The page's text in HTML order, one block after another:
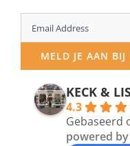
Enter
your
email
address
MELD JE AAN BIJ
KECK &
4.3
Gebaseerd
powered by